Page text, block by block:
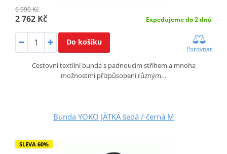
6 990 Kč
2 762 Kč Expedujeme do 2 dnů
Do košíku
Porovnat
Cestovní textilní bunda s padnoucím střihem a mnoha
možnostmi přizpůsobení různým…
Bunda YOKO JÄTKÄ šedá / černá M
SLEVA 60%